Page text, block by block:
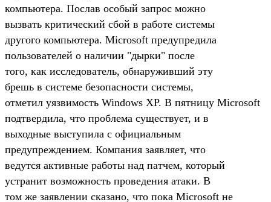
компьютера. Послав особый запрос можно
вызвать критический сбой в работе системы
другого компьютера. Microsoft предупредила
пользователей о наличии "дырки" после
того, как исследователь, обнаруживший эту
брешь в системе безопасности системы,
отметил уязвимость Windows XP. В пятницу Microsoft
подтвердила, что проблема существует, и в
выходные выступила с официальным
предупреждением. Компания заявляет, что
ведутся активные работы над патчем, который
устранит возможность проведения атаки. В
том же заявлении сказано, что пока Microsoft не